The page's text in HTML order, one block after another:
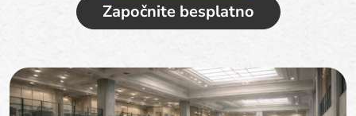
Započnite besplatno